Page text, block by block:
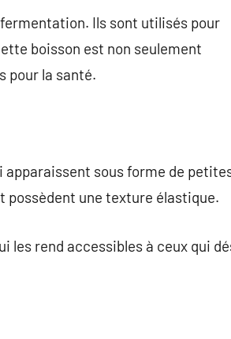
Ils sont utilisés pour
boisson est non seulement
pour la santé.
sous forme de
possèdent une texture élastique.
les rend accessibles à ceux qui